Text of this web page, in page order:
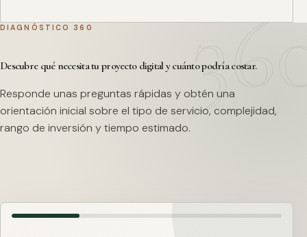
DIAGNÓSTICO 360
Descubre qué necesita tu proyecto digital y cuánto podría costar.
Responde unas preguntas rápidas y obtén una
orientación inicial sobre el tipo de servicio, complejidad,
rango de inversión y tiempo estimado.